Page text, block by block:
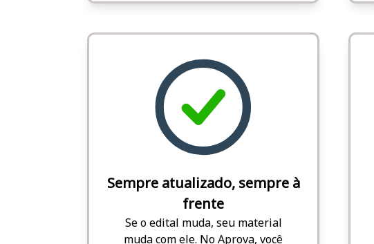
Sempre atualizado, sempre à
frente
Se o edital muda, seu material
muda com ele. No Aprova, você